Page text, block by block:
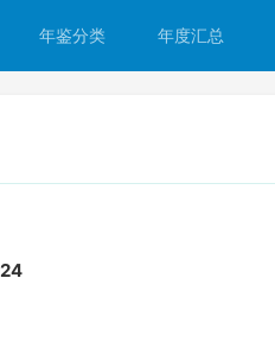
年鉴分类 年度汇总